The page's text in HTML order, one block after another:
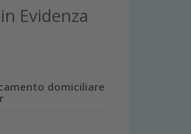
Evidenza
domiciliare